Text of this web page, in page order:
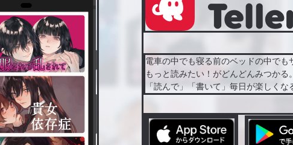
電車の中でも寝る前のベッドの中でも
もっと読みたい！がどんどんみつかる。
「読んで」「書いて」毎日が楽しく